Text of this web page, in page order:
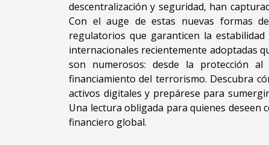
descentralización y seguridad, han
Con el auge de estas nuevas formas
regulatorios que garanticen la
internacionales recientemente adoptadas
son numerosos: desde la protección
financiamiento del terrorismo. Descubra
activos digitales y prepárese para
Una lectura obligada para quienes deseen
financiero global.